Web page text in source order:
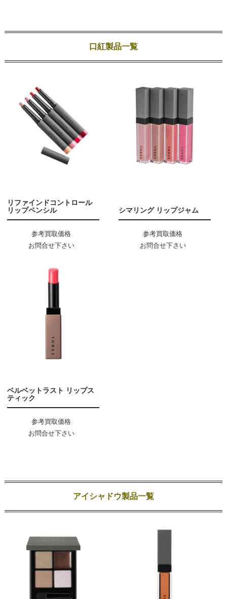
口紅製品一覧
リファインドコントロール
リップペンシル
参考買取価格
お問合せ下さい
シマリング リップジャム
参考買取価格
お問合せ下さい
ベルベットラスト リップス
ティック
参考買取価格
お問合せ下さい
アイシャドウ製品一覧